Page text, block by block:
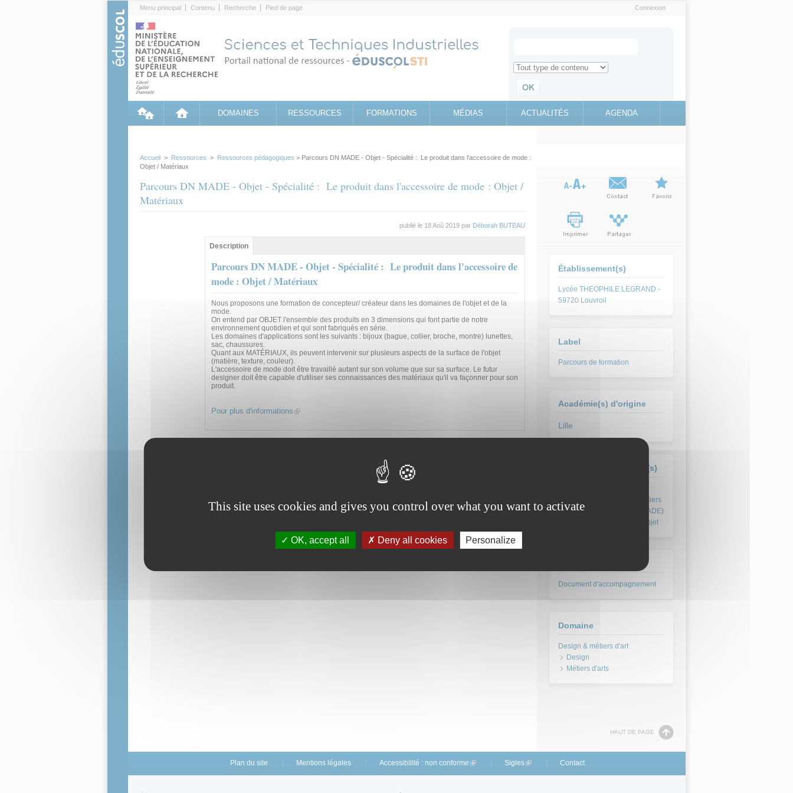
Menu principal Contenu Recherche Pied de page Connexion
Search for
Retrouvez toute l'information sur le site education.gouv.fr
DOMAINES RESSOURCES FORMATIONS MÉDIAS ACTUALITÉS AGENDA
Accueil > Ressources > Ressources pédagogiques > Parcours DN MADE - Objet - Spécialité : Le produit dans l'accessoire de mode :
Objet / Matériaux
Parcours DN MADE - Objet - Spécialité : Le produit dans l'accessoire de mode : Objet /
Matériaux
publié le 18 Aoû 2019 par Déborah BUTEAU
Contenu principal
Description
actif)
Parcours DN MADE - Objet - Spécialité : Le produit dans l'accessoire de
mode : Objet / Matériaux
Nous proposons une formation de concepteur/ créateur dans les domaines de l'objet et de la
mode.
On entend par OBJET l'ensemble des produits en 3 dimensions qui font partie de notre
environnement quotidien et qui sont fabriqués en série.
Les domaines d'applications sont les suivants : bijoux (bague, collier, broche, montre) lunettes,
sac, chaussures.
Quant aux MATÉRIAUX, ils peuvent intervenir sur plusieurs aspects de la surface de l'objet
(matière, texture, couleur).
L'accessoire de mode doit être travaillé autant sur son volume que sur sa surface. Le futur
designer doit être capable d'utiliser ses connaissances des matériaux qu'il va façonner pour son
produit.
Pour plus d'informations (link is external)
Établissement(s)
Lycée THEOPHILE LEGRAND -
59720 Louvroil
Label
Parcours de formation
Académie(s) d'origine
Lille
Formation(s) concernée(s)
Diplôme National des Métiers
d’Art et du DEsign (DN MADE)
DN MADE - Mention Objet
Document d'accompagnement
Domaine
Design
Métiers d'arts
HAUT DE PAGE
Plan du site Mentions légales Accessibilité : non conforme (link is external)
Sigles(link is external)
Contact
This site uses cookies and gives you control over what you want to activate
OK, accept all Deny all cookies Personalize